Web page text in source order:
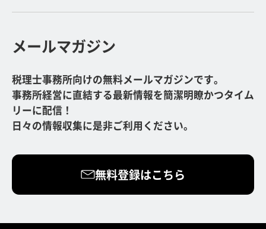
メールマガジン
税理士事務所向けの無料メールマガジンです。
事務所経営に直結する最新情報を簡潔明瞭かつタイム
リーに配信！
日々の情報収集に是非ご利用ください。
無料登録はこちら